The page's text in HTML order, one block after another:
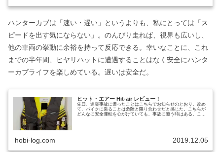
ハンターカブは「速い・遅い」というよりも、私にとっては「ス
ピードを出す気にならない」。のんびり走れば、視界も広いし、
他の車両の挙動に余裕を持って反応できる。幸いなことに、これ
までの半年間、ヒヤリハットに遭遇することはなく安全にハンタ
ーカブライフを楽しめている。遅いは安全だ。
ヒット・エアー Hit-air レビュー！
先日、追突事故に遭ったことはこちらでお知らせのとおり。改め
て、バイクに乗ることは危険と隣り合わせだと感じた。こちらが
どんなに安全運転を心がけていても、事故に遭う時はある。これ
hobi-log.com 2019.12.05